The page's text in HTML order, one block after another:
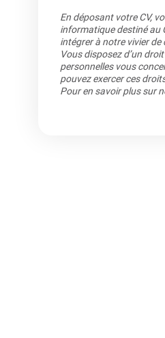
En déposant votre CV,
informatique destiné au
intégrer à notre vivier
Vous disposez d’un
personnelles vous
pouvez exercer ces
Pour en savoir plus sur